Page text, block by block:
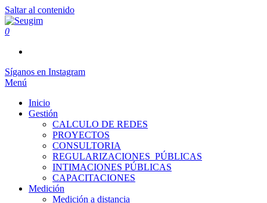
Saltar al contenido
0
Síganos en Instagram
Menú
Inicio
Gestión
CALCULO DE REDES
PROYECTOS
CONSULTORIA
REGULARIZACIONES_PÚBLICAS
INTIMACIONES PÚBLICAS
CAPACITACIONES
Medición
Medición a distancia